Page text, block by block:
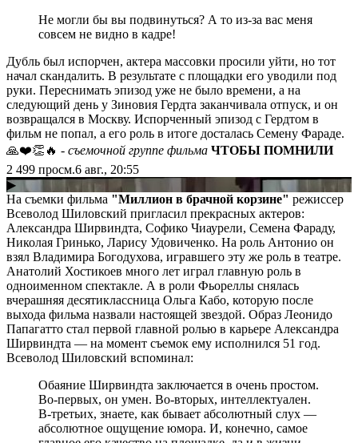
Не могли бы вы подвинуться? А то из-за вас меня
совсем не видно в кадре!
Дубль был испорчен, актера массовки просили уйти, но тот
начал скандалить. В результате с площадки его уводили под
руки. Переснимать эпизод уже не было времени, а на
следующий день у Зиновия Гердта заканчивала отпуск, и он
возвращался в Москву. Испорченный эпизод с Гердтом в
фильм не попал, а его роль в итоге досталась Семену Фараде.
🙏❤️👏🔥 - съемочной группе фильма ЧТОБЫ ПОМНИЛИ
2 499 просм.6 авг., 20:55
▶
На съемки фильма "Миллион в брачной корзине" режиссер
Всеволод Шиловский пригласил прекрасных актеров:
Александра Ширвиндта, Софико Чиаурели, Семена Фараду,
Николая Гринько, Ларису Удовиченко. На роль Антонио он
взял Владимира Богодухова, игравшего эту же роль в театре.
Анатолий Хостикоев много лет играл главную роль в
одноименном спектакле. А в роли Фьореллы снялась
вчерашняя десятиклассница Ольга Кабо, которую после
выхода фильма назвали настоящей звездой. Образ Леонидо
Папагатто стал первой главной ролью в карьере Александра
Ширвиндта — на момент съемок ему исполнился 51 год.
Всеволод Шиловский вспоминал:
Обаяние Ширвиндта заключается в очень простом.
Во-первых, он умен. Во-вторых, интеллектуален.
В-третьих, знаете, как бывает абсолютный слух —
абсолютное ощущение юмора. И, конечно, самое